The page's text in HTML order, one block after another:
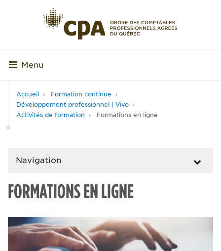
Menu
Accueil
Formation continue
Développement professionnel | Vivo
Activités de formation
Formations en ligne
Navigation
FORMATIONS EN LIGNE